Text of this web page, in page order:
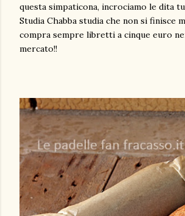
questa simpaticona, incrociamo le dita
Studia Chabba studia che non si finisce
compra sempre libretti a cinque euro
mercato!!